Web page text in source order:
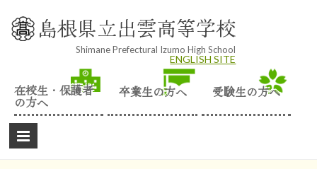
content 島根県立出雲高等学校
Shimane Prefectural Izumo High School
ENGLISH SITE
在校生・保護者
の方へ
卒業生の方へ 受験生の方へ